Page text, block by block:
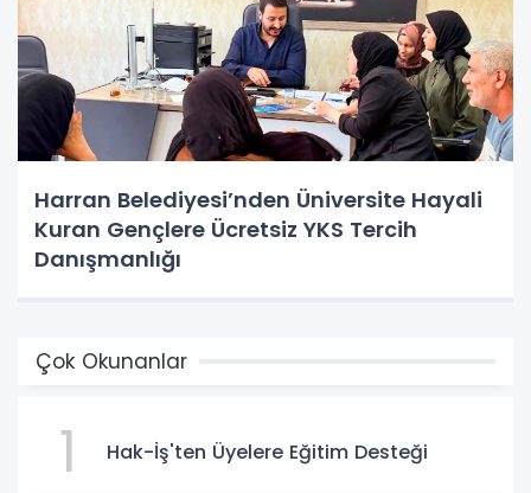
Harran Belediyesi’nden Üniversite Hayali
Kuran Gençlere Ücretsiz YKS Tercih
Danışmanlığı
Çok Okunanlar
1 Hak-İş'ten Üyelere Eğitim Desteği